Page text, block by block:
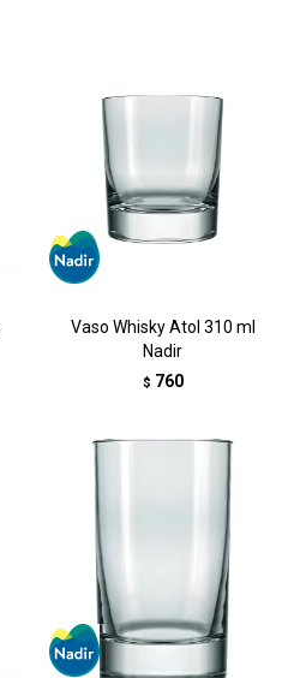
Vaso Whisky Atol 310 ml
Nadir
$ 760